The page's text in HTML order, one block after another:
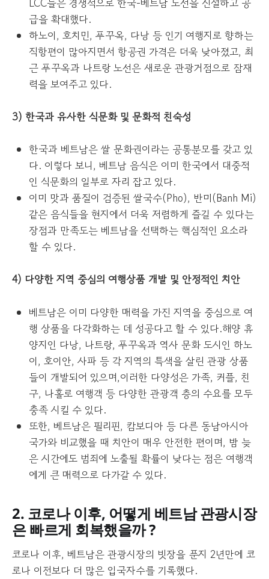
급을 확대했다.
하노이, 호치민, 푸꾸옥, 다낭 등 인기 여행지로 향하는
직항편이 많아지면서 항공권 가격은 더욱 낮아졌고, 최
근 푸꾸옥과 나트랑 노선은 새로운 관광거점으로 잠재
력을 보여주고 있다.
3) 한국과 유사한 식문화 및 문화적 친숙성
한국과 베트남은 쌀 문화권이라는 공통분모를 갖고 있
다. 이렇다 보니, 베트남 음식은 이미 한국에서 대중적
인 식문화의 일부로 자리 잡고 있다.
이미 맛과 품질이 검증된 쌀국수(Pho), 반미(Banh Mi)
같은 음식들을 현지에서 더욱 저렴하게 즐길 수 있다는
장점과 만족도는 베트남을 선택하는 핵심적인 요소라
할 수 있다.
4) 다양한 지역 중심의 여행상품 개발 및 안정적인 치안
베트남은 이미 다양한 매력을 가진 지역을 중심으로 여
행 상품을 다각화하는 데 성공다고 할 수 있다.해양 휴
양지인 다낭, 나트랑, 푸꾸옥과 역사 문화 도시인 하노
이, 호이안, 사파 등 각 지역의 특색을 살린 관광 상품
들이 개발되어 있으며,이러한 다양성은 가족, 커플, 친
구, 나홀로 여행객 등 다양한 관광객 층의 수요를 모두
충족 시킬 수 있다.
또한, 베트남은 필리핀, 캄보디아 등 다른 동남아시아
국가와 비교했을 때 치안이 매우 안전한 편이며, 밤 늦
은 시간에도 범죄에 노출될 확률이 낮다는 점은 여행객
에게 큰 매력으로 다가갈 수 있다.
2. 코로나 이후, 어떻게 베트남 관광시장
은 빠르게 회복했을까 ?
코로나 이후, 베트남은 관광시장의 빗장을 푼지 2년만에 코
로나 이전보다 더 많은 입국자수를 기록했다.